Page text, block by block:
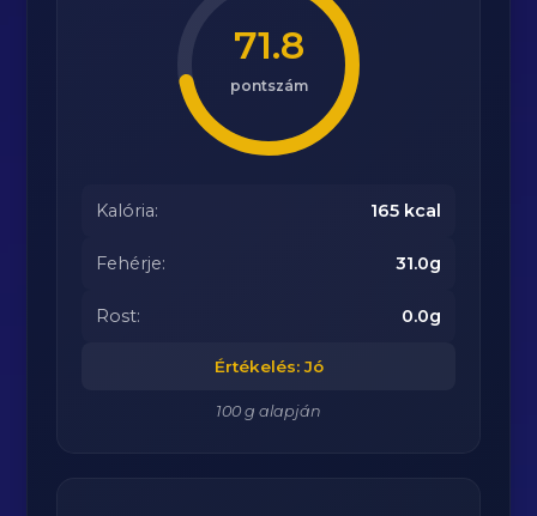
71.8
pontszám
Kalória: 165 kcal
Fehérje: 31.0g
Rost: 0.0g
Értékelés: Jó
100 g alapján